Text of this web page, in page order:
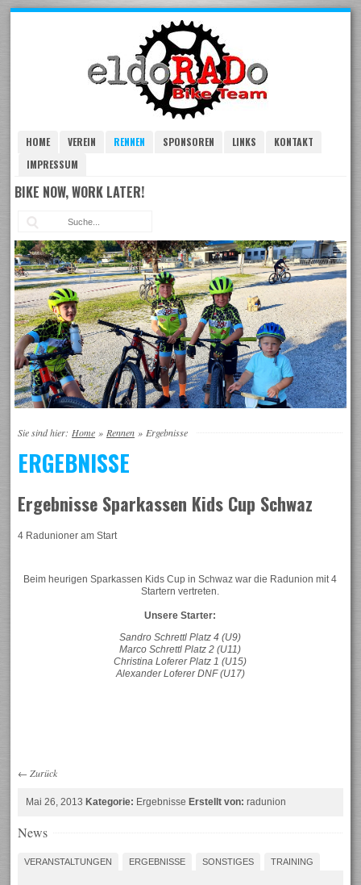
HOME VEREIN RENNEN SPONSOREN LINKS
KONTAKT
IMPRESSUM
BIKE NOW, WORK LATER!
Sie sind hier: Home » Rennen » Ergebnisse
ERGEBNISSE
Ergebnisse Sparkassen Kids Cup Schwaz
4 Radunioner am Start
Beim heurigen Sparkassen Kids Cup in Schwaz war die Radunion mit 4
Startern vertreten.
Unsere Starter:
Sandro Schrettl Platz 4 (U9)
Marco Schrettl Platz 2 (U11)
Christina Loferer Platz 1 (U15)
Alexander Loferer DNF (U17)
← Zurück
Mai 26, 2013Kategorie: ErgebnisseErstellt von: radunion
News
VERANSTALTUNGEN ERGEBNISSE SONSTIGES TRAINING